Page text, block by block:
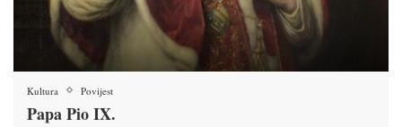
Kultura Povijest
Papa Pio IX.